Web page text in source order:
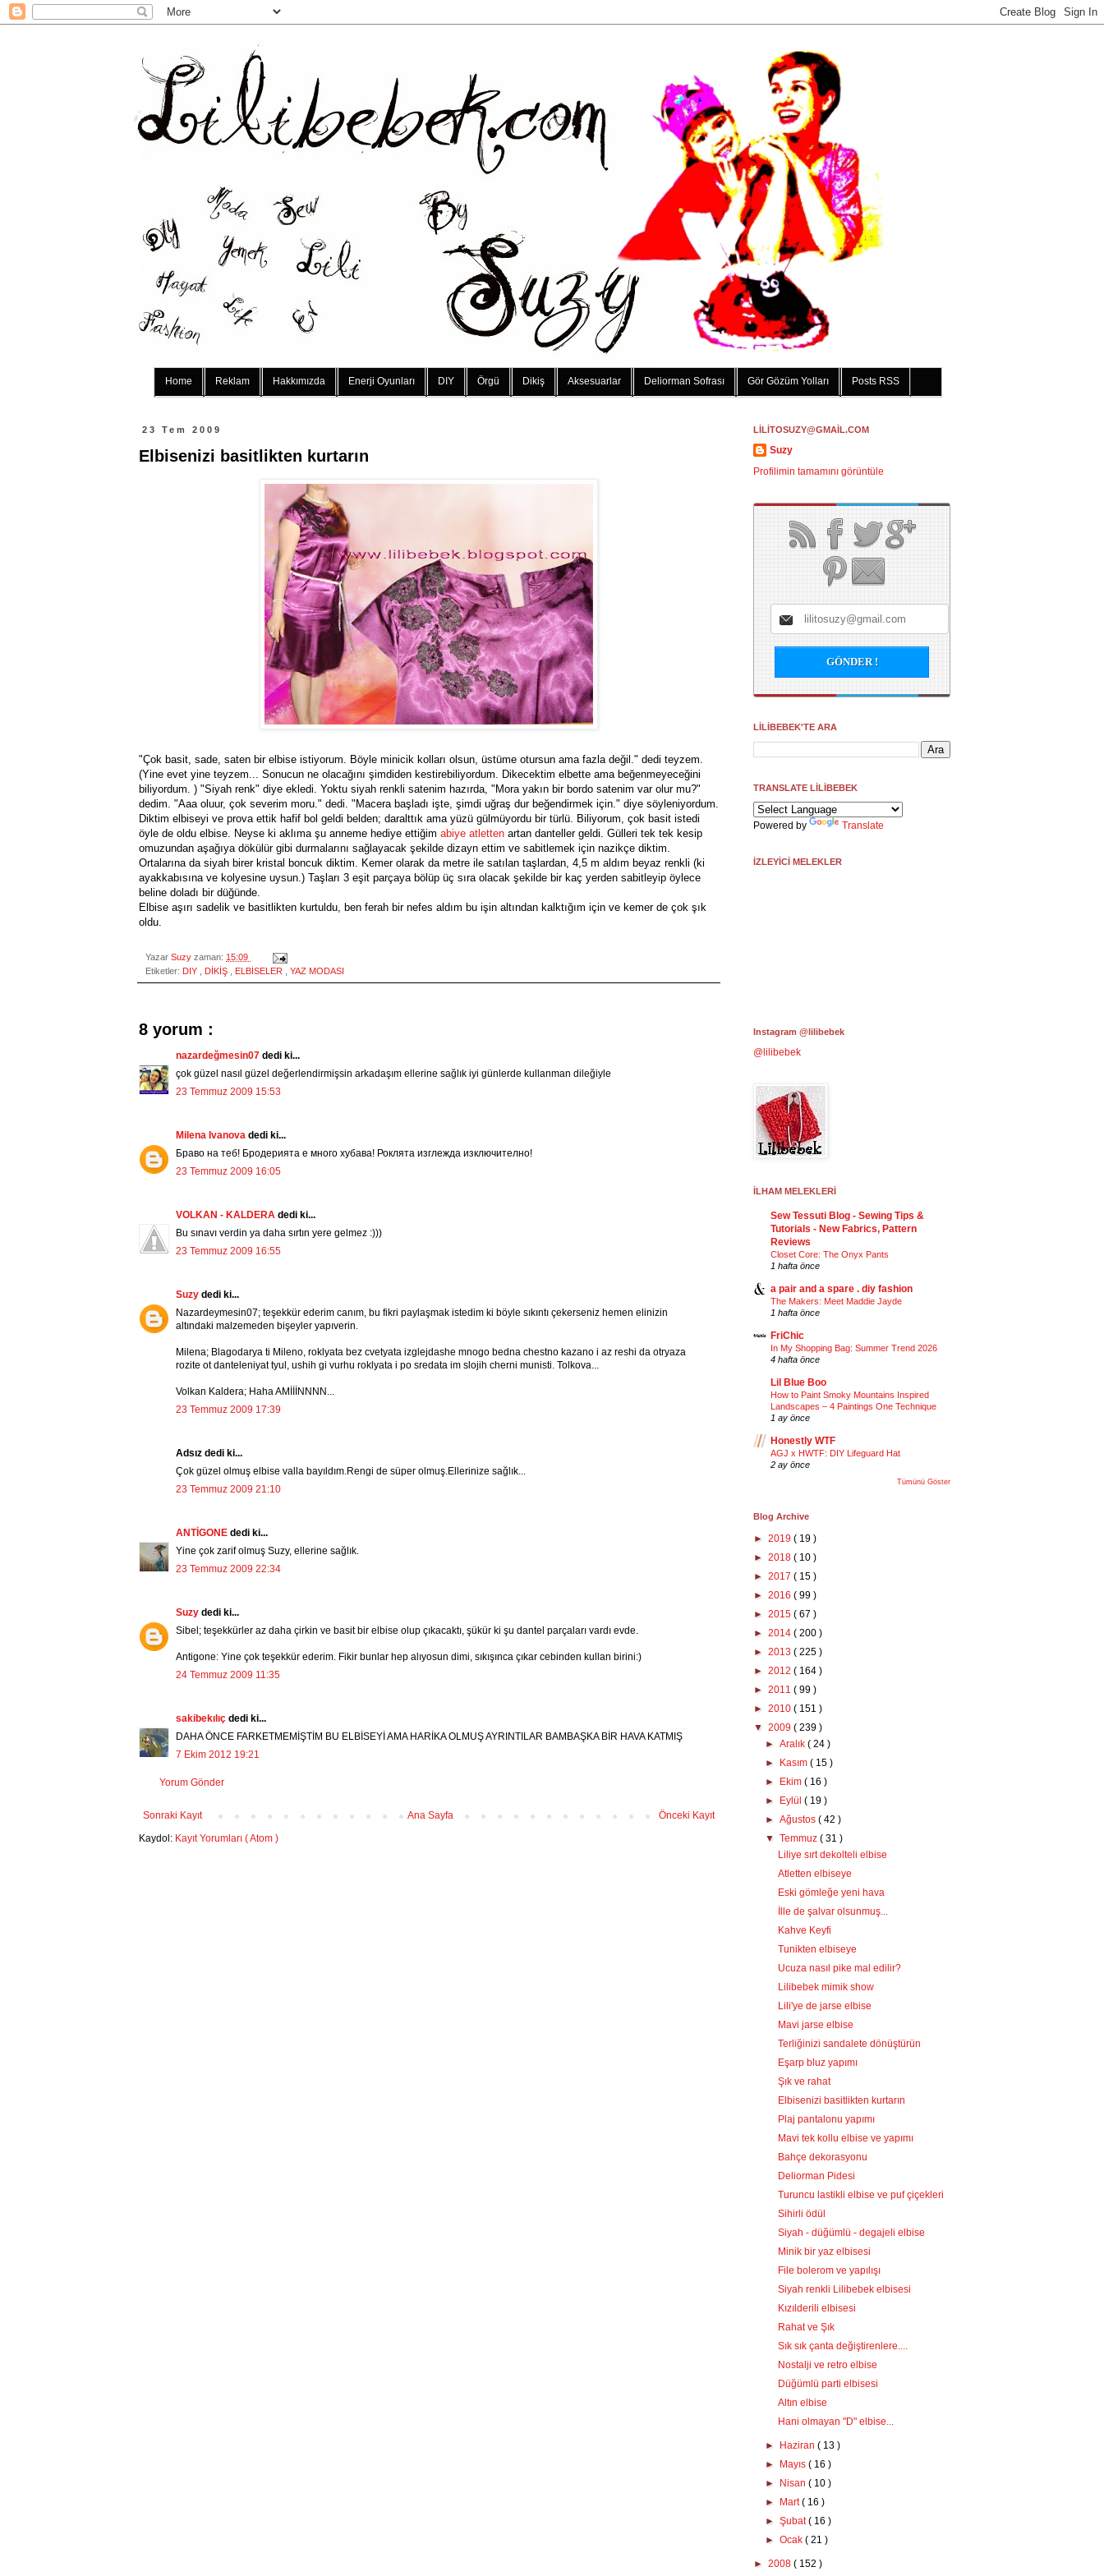
Home Reklam Hakkımızda Enerji Oyunları DIY Örgü Dikiş Aksesuarlar Deliorman Sofrası Gör Gözüm Yolları Posts RSS
23 Tem 2009
Elbisenizi basitlikten kurtarın
"Çok basit, sade, saten bir elbise istiyorum. Böyle minicik kolları olsun, üstüme otursun ama fazla değil." dedi teyzem.
(Yine evet yine teyzem... Sonucun ne olacağını şimdiden kestirebiliyordum. Dikecektim elbette ama beğenmeyeceğini
biliyordum. ) "Siyah renk" diye ekledi. Yoktu siyah renkli satenim hazırda, "Mora yakın bir bordo satenim var olur mu?"
dedim. "Aaa oluur, çok severim moru." dedi. "Macera başladı işte, şimdi uğraş dur beğendirmek için." diye söyleniyordum.
Diktim elbiseyi ve prova ettik hafif bol geldi belden; daralttık ama yüzü gülmüyordu bir türlü. Biliyorum, çok basit istedi
öyle de oldu elbise. Neyse ki aklıma şu anneme hediye ettiğim abiye atletten artan danteller geldi. Gülleri tek tek kesip
omuzundan aşağıya dökülür gibi durmalarını sağlayacak şekilde dizayn ettim ve sabitlemek için nazikçe diktim.
Ortalarına da siyah birer kristal boncuk diktim. Kemer olarak da metre ile satılan taşlardan, 4,5 m aldım beyaz renkli (ki
ayakkabısına ve kolyesine uysun.) Taşları 3 eşit parçaya bölüp üç sıra olacak şekilde bir kaç yerden sabitleyip öylece
beline doladı bir düğünde.
Elbise aşırı sadelik ve basitlikten kurtuldu, ben ferah bir nefes aldım bu işin altından kalktığım için ve kemer de çok şık
oldu.
Yazar Suzy zaman: 15:09
Etiketler: DIY DİKİŞ ELBİSELER YAZ MODASI
8 yorum :
nazardeğmesin07 dedi ki...
çok güzel nasıl güzel değerlendirmişsin arkadaşım ellerine sağlık iyi günlerde kullanman dileğiyle
23 Temmuz 2009 15:53
Milena Ivanova dedi ki...
Браво на теб! Бродерията е много хубава! Роклята изглежда изключително!
23 Temmuz 2009 16:05
VOLKAN - KALDERA dedi ki...
Bu sınavı verdin ya daha sırtın yere gelmez :)))
23 Temmuz 2009 16:55
Suzy dedi ki...
Nazardeymesin07; teşekkür ederim canım, bu fikri paylaşmak istedim ki böyle sıkıntı çekerseniz hemen elinizin
altındaki malzemeden bişeyler yapıverin.
Milena; Blagodarya ti Mileno, roklyata bez cvetyata izglejdashe mnogo bedna chestno kazano i az reshi da otryaza
rozite ot danteleniyat tyul, ushih gi vurhu roklyata i po sredata im slojih cherni munisti. Tolkova...
Volkan Kaldera; Haha AMİİİNNNN...
23 Temmuz 2009 17:39
Adsız dedi ki...
Çok güzel olmuş elbise valla bayıldım.Rengi de süper olmuş.Ellerinize sağlık...
23 Temmuz 2009 21:10
ANTİGONE dedi ki...
Yine çok zarif olmuş Suzy, ellerine sağlık.
23 Temmuz 2009 22:34
Suzy dedi ki...
Sibel; teşekkürler az daha çirkin ve basit bir elbise olup çıkacaktı, şükür ki şu dantel parçaları vardı evde.
Antigone: Yine çok teşekkür ederim. Fikir bunlar hep alıyosun dimi, sıkışınca çıkar cebinden kullan birini:)
24 Temmuz 2009 11:35
sakibekılıç dedi ki...
DAHA ÖNCE FARKETMEMİŞTİM BU ELBİSEYİ AMA HARİKA OLMUŞ AYRINTILAR BAMBAŞKA BİR HAVA KATMIŞ
7 Ekim 2012 19:21
Yorum Gönder
Sonraki Kayıt Önceki Kayıt
Ana Sayfa
Kaydol: Kayıt Yorumları ( Atom )
LİLİTOSUZY@GMAİL.COM
Suzy
Profilimin tamamını görüntüle
LİLİBEBEK'TE ARA
TRANSLATE LİLİBEBEK
Powered by Translate
İZLEYİCİ MELEKLER
Instagram @lilibebek
@lilibebek
İLHAM MELEKLERİ
Sew Tessuti Blog - Sewing Tips &
Tutorials - New Fabrics, Pattern
Reviews
Closet Core: The Onyx Pants
1 hafta önce
a pair and a spare . diy fashion
The Makers: Meet Maddie Jayde
1 hafta önce
FriChic
In My Shopping Bag: Summer Trend 2026
4 hafta önce
Lil Blue Boo
How to Paint Smoky Mountains Inspired
Landscapes – 4 Paintings One Technique
1 ay önce
Honestly WTF
AGJ x HWTF: DIY Lifeguard Hat
2 ay önce
Tümünü Göster
Blog Archive
► 2019 ( 19 )
► 2018 ( 10 )
► 2017 ( 15 )
► 2016 ( 99 )
► 2015 ( 67 )
► 2014 ( 200 )
► 2013 ( 225 )
► 2012 ( 164 )
► 2011 ( 99 )
► 2010 ( 151 )
▼ 2009 ( 239 )
►Aralık( 24 )
►
Kasım( 15 )
►
Ekim( 16 )
►
Eylül( 19 )
►Ağustos( 42 )
▼Temmuz( 31 )
Liliye sırt dekolteli elbise
Atletten elbiseye
Eski gömleğe yeni hava
İlle de şalvar olsunmuş...
Kahve Keyfi
Tunikten elbiseye
Ucuza nasıl pike mal edilir?
Lilibebek mimik show
Lili'ye de jarse elbise
Mavi jarse elbise
Terliğinizi sandalete dönüştürün
Eşarp bluz yapımı
Şık ve rahat
Elbisenizi basitlikten kurtarın
Plaj pantalonu yapımı
Mavi tek kollu elbise ve yapımı
Bahçe dekorasyonu
Deliorman Pidesi
Turuncu lastikli elbise ve puf çiçekleri
Sihirli ödül
Siyah - düğümlü - degajeli elbise
Minik bir yaz elbisesi
File bolerom ve yapılışı
Siyah renkli Lilibebek elbisesi
Kızılderili elbisesi
Rahat ve Şık
Sık sık çanta değiştirenlere....
Nostalji ve retro elbise
Düğümlü parti elbisesi
Altın elbise
Hani olmayan "D" elbise...
► Haziran( 13 )
►
Mayıs( 16 )
►
Nisan( 10 )
►
Mart( 16 )
►Şubat( 16 )
►Ocak( 21 )
► 2008 ( 152 )